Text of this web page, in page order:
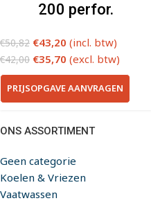
ONS ASSORTIMENT
Geen categorie
Koelen & Vriezen
Vaatwassen
200 perfor.
€50,82 €43,20 (incl. btw)
€42,00 €35,70 (excl. btw)
PRIJSOPGAVE AANVRAGEN